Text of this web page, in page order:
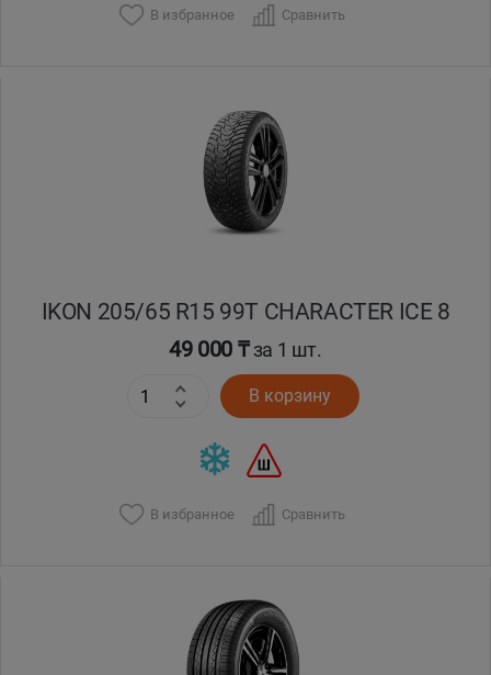
В избранное Сравнить
IKON 205/65 R15 99T CHARACTER ICE 8
49 000 ₸за 1 шт.
В корзину
В избранное Сравнить